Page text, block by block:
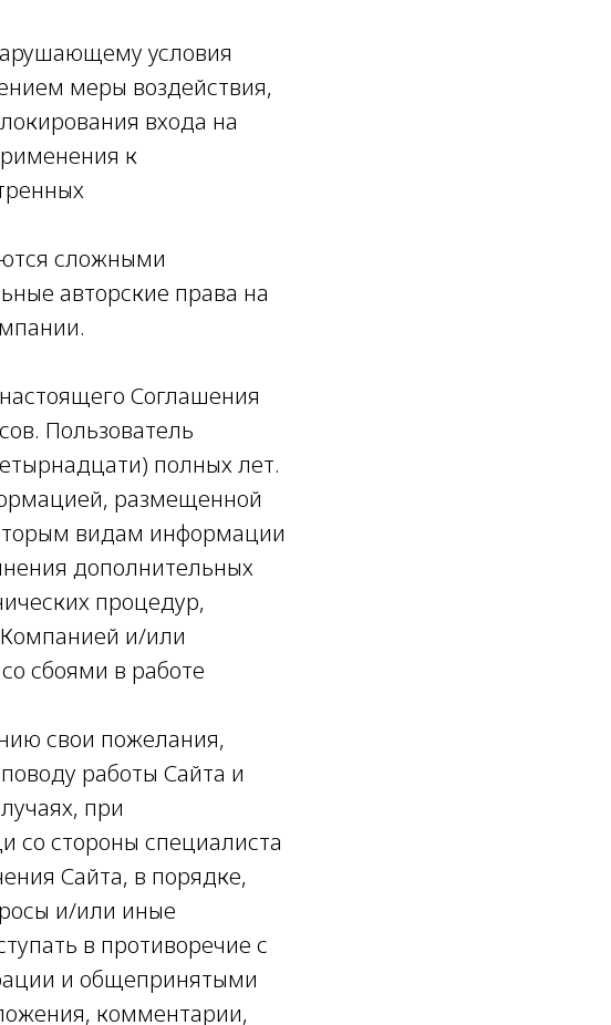
условия
меры воздействия,
входа на
к
сложными
авторские права на
Соглашения
Пользователь
полных лет.
размещенной
видам информации
дополнительных
процедур,
и/или
сбоями в работе
свои пожелания,
работы Сайта и
при
со стороны специалиста
Сайта, в порядке,
и/или иные
в противоречие с
и общепринятыми
комментарии,